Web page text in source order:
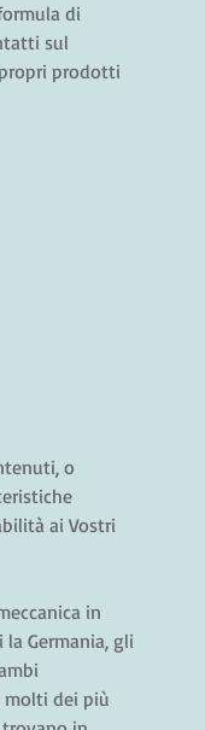
di
sul
prodotti
o
ai Vostri
in
Germania, gli
molti dei più